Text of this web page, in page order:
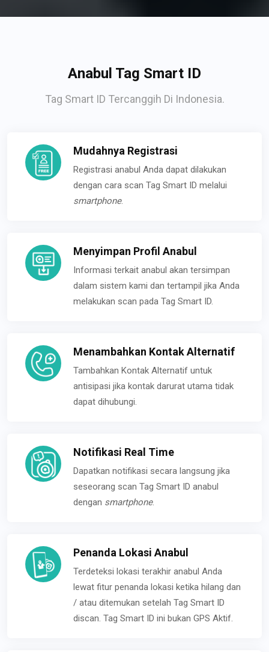
Anabul Tag Smart ID
Tag Smart ID Tercanggih Di Indonesia.
Mudahnya Registrasi
Registrasi anabul Anda dapat dilakukan
dengan cara scan Tag Smart ID melalui
smartphone.
Menyimpan Profil Anabul
Informasi terkait anabul akan tersimpan
dalam sistem kami dan tertampil jika Anda
melakukan scan pada Tag Smart ID.
Menambahkan Kontak Alternatif
Tambahkan Kontak Alternatif untuk
antisipasi jika kontak darurat utama tidak
dapat dihubungi.
Notifikasi Real Time
Dapatkan notifikasi secara langsung jika
seseorang scan Tag Smart ID anabul
dengan smartphone.
Penanda Lokasi Anabul
Terdeteksi lokasi terakhir anabul Anda
lewat fitur penanda lokasi ketika hilang dan
/ atau ditemukan setelah Tag Smart ID
discan. Tag Smart ID ini bukan GPS Aktif.